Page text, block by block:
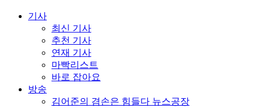
기사
최신 기사
추천 기사
연재 기사
마빡리스트
바로 잡아요
방송
김어준의 겸손은 힘들다 뉴스공장